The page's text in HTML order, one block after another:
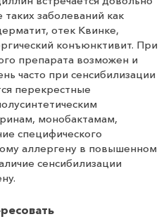
заболеваний как
отек Квинке,
конъюнктивит. При
препарата возможен и
часто при сенсибилизации
перекрестные
монобактамам,
специфического
аллергену в повышенном
сенсибилизации